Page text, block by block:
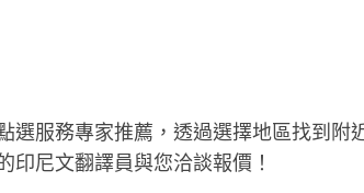
級
（
選服務專家推薦，透過選擇地區找到附
印尼文翻譯員與您洽談報價！